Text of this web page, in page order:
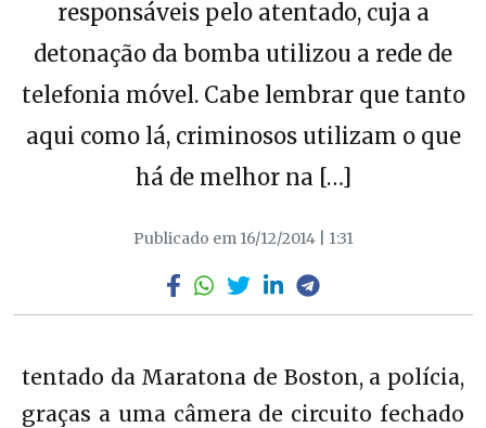
responsáveis pelo atentado, cuja a
detonação da bomba utilizou a rede de
telefonia móvel. Cabe lembrar que tanto
aqui como lá, criminosos utilizam o que
há de melhor na […]
Publicado em 16/12/2014 | 1:31
tentado da Maratona de Boston, a polícia,
graças a uma câmera de circuito fechado